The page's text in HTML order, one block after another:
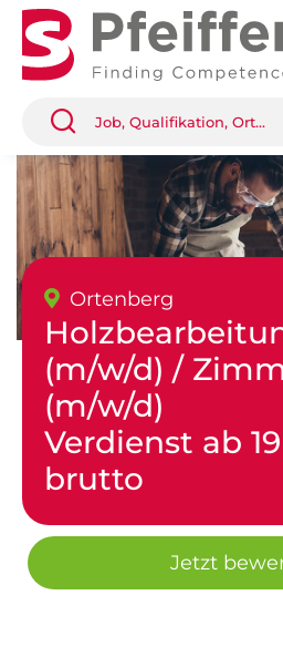
Ortenberg
(m/w/d) /
(m/w/d)
Verdienst ab
brutto
Jetzt